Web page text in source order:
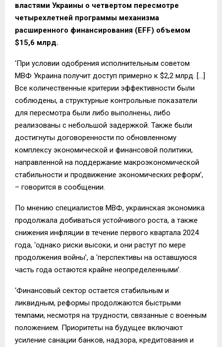
властями Украины о четвертом пересмотре
четырехлетней программы механизма
расширенного финансирования (EFF) объемом
$15,6 млрд.
‘При условии одобрения исполнительным советом
МВФ Украина получит доступ примерно к $2,2 млрд. […]
Все количественные критерии эффективности были
соблюдены, а структурные контрольные показатели
для пересмотра были либо выполнены, либо
реализованы с небольшой задержкой. Также были
достигнуты договоренности по обновленному
комплексу экономической и финансовой политики,
направленной на поддержание макроэкономической
стабильности и продвижение экономических реформ’,
– говорится в сообщении.
По мнению специалистов МВФ, украинская экономика
продолжала добиваться устойчивого роста, а также
снижения инфляции в течение первого квартала 2024
года, ‘однако риски высоки, и они растут по мере
продолжения войны’, а ‘перспективы на оставшуюся
часть года остаются крайне неопределенными’.
‘Финансовый сектор остается стабильным и
ликвидным, реформы продолжаются быстрыми
темпами, несмотря на трудности, связанные с военным
положением. Приоритеты на будущее включают
усиление санации банков, надзора, кредитования и